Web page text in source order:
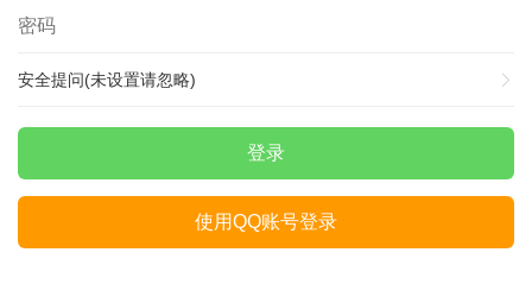
安全提问(未设置请忽略)
登录
使用QQ账号登录